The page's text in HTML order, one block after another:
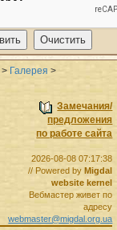
> Галерея >
Замечания/
предложения
по работе сайта
2026-08-08 07:17:38
// Powered byMigdal
website kernel
Вебмастер живет по
адресу
webmaster@migdal.org.ua